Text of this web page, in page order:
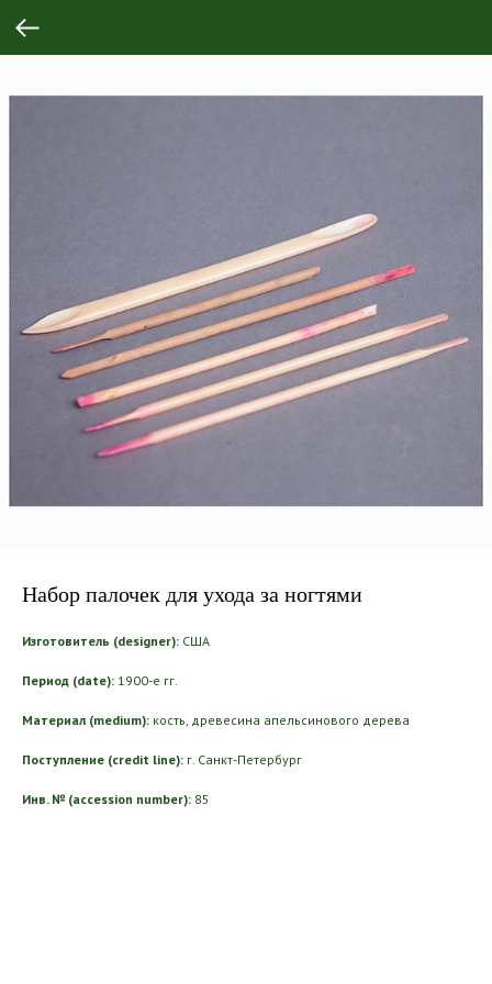
Набор палочек для ухода за ногтями
Изготовитель (designer): США
Период (date): 1900-е гг.
Материал (medium): кость, древесина апельсинового дерева
Поступление (credit line): г. Санкт-Петербург
Инв. № (accession number): 85